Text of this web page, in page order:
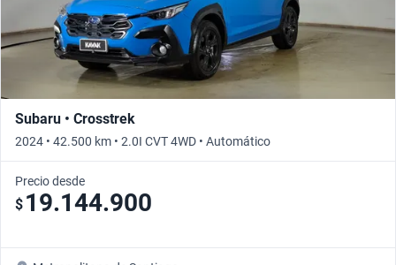
Subaru • Crosstrek
2024 • 42.500 km • 2.0I CVT 4WD • Automático
Precio desde
$ 19.144.900